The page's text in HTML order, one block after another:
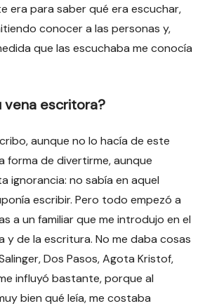
era para saber qué era escuchar,
conocer a las personas y,
que las escuchaba me conocía
vena escritora?
aunque no lo hacía de este
forma de divertirme, aunque
ignorancia: no sabía en aquel
escribir. Pero todo empezó a
a un familiar que me introdujo en el
y de la escritura. No me daba cosas
Dos Pasos, Agota Kristof,
influyó bastante, porque al
bien qué leía, me costaba